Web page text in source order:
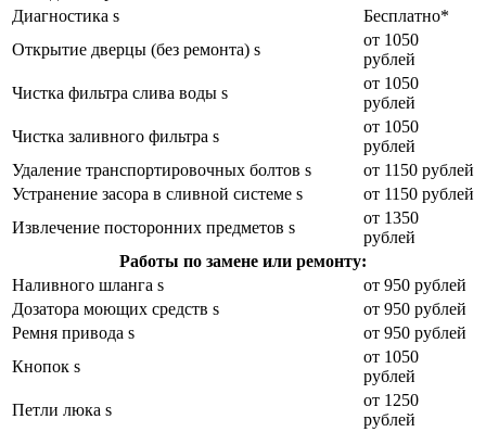
Диагностика s
Бесплатно*
Открытие дверцы (без ремонта) s
от 1050
рублей
Чистка фильтра слива воды s
от 1050
рублей
Чистка заливного фильтра s
от 1050
рублей
Удаление транспортировочных болтов s
от 1150 рублей
Устранение засора в сливной системе s
от 1150 рублей
Извлечение посторонних предметов s
от 1350
рублей
Работы по замене или ремонту:
Наливного шланга s
от 950 рублей
Дозатора моющих средств s
от 950 рублей
Ремня привода s
от 950 рублей
Кнопок s
от 1050
рублей
Петли люка s
от 1250
рублей